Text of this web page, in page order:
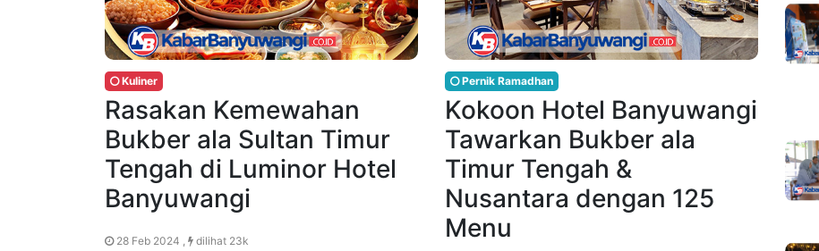
Kuliner
Rasakan Kemewahan
Bukber ala Sultan Timur
Tengah di Luminor Hotel
Banyuwangi
28 Feb 2024 , dilihat 23k
Pernik Ramadhan
Kokoon Hotel Banyuwangi
Tawarkan Bukber ala
Timur Tengah &
Nusantara dengan 125
Menu